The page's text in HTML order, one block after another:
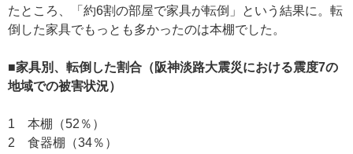
たところ、「約6割の部屋で家具が転倒」という結果に。転
倒した家具でもっとも多かったのは本棚でした。
■家具別、転倒した割合（阪神淡路大震災における震度7の
地域での被害状況）
1 本棚（52％）
2 食器棚（34％）